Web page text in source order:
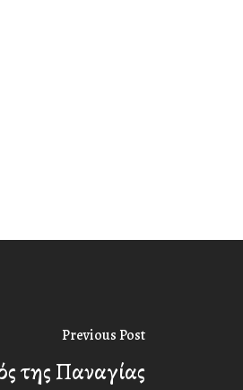
Previous Post
της Παναγίας